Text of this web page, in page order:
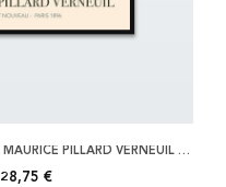
AFFICHE NENUPHAR BY MAURICE PILLARD VERNEUIL 40X50
28,75 €